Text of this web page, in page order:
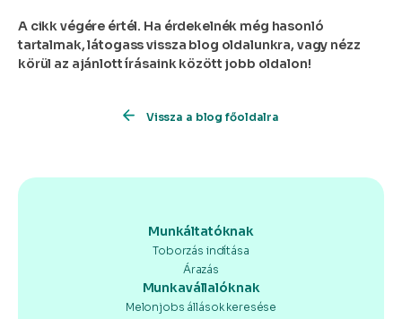
A cikk végére értél. Ha érdekelnék még hasonló
tartalmak, látogass vissza blog oldalunkra, vagy nézz
körül az ajánlott írásaink között jobb oldalon!
Vissza a blog főoldalra
Munkáltatóknak
Toborzás indítása
Árazás
Munkavállalóknak
Melonjobs állások keresése